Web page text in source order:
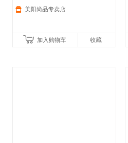
美阳尚品专卖店
加入购物车 收藏